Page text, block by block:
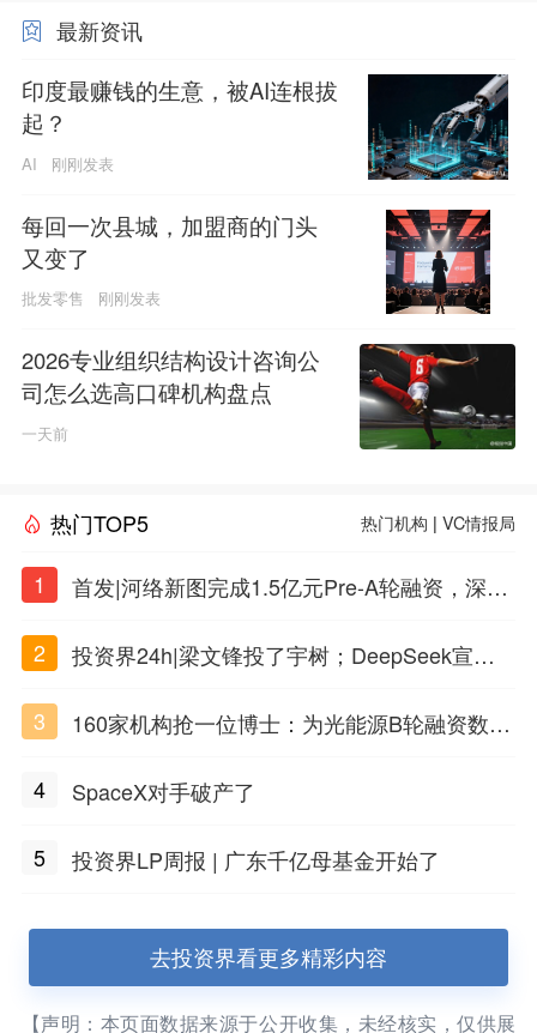
最新资讯
印度最赚钱的生意，被AI连根拔
起？
AI 刚刚发表
每回一次县城，加盟商的门头
又变了
批发零售 刚刚发表
2026专业组织结构设计咨询公
司怎么选高口碑机构盘点
一天前
热门TOP5 热门机构 |VC情报局
1
首发|河络新图完成1.5亿元Pre-A轮融资，深耕i
2
投资界24h|梁文锋投了宇树；DeepSeek宣布
3
160家机构抢一位博士：为光能源B轮融资数亿
4
SpaceX对手破产了
5 投资界LP周报 | 广东千亿母基金开始了
去投资界看更多精彩内容
【声明：本页面数据来源于公开收集，未经核实，仅供展